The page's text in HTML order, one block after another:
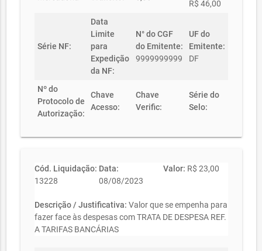
R$ 46,00
Série NF:
Data
Limite
para
Expedição
da NF:
N° do CGF
do Emitente:
9999999999
UF do
Emitente:
DF
Nº do
Protocolo de
Autorização:
Chave
Acesso:
Chave
Verific:
Série do
Selo:
Cód. Liquidação:
13228
Data:
08/08/2023
Valor: R$ 23,00
Descrição / Justificativa: Valor que se empenha para
fazer face às despesas com TRATA DE DESPESA REF.
A TARIFAS BANCÁRIAS